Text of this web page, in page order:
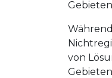
von